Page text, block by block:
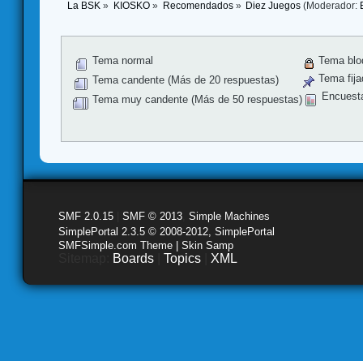
La BSK » KIOSKO» Recomendados» Diez Juegos (Moderador:
Tema normal
Tema candente (Más de 20 respuestas)
Tema muy candente (Más de 50 respuestas)
Tema
Tema
SMF 2.0.15 SMF © 2013 Simple Machines
SimplePortal 2.3.5 © 2008-2012, SimplePortal
SMFSimple.com Theme | Skin Samp
Boards Topics XML